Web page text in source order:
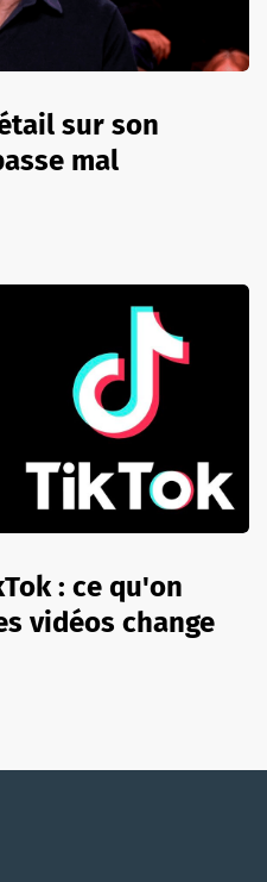
sur son
mal
: ce qu'on
vidéos change